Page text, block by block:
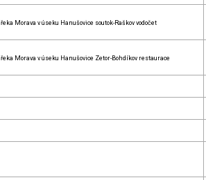
řeka Morava v úseku Hanušovice soutok-Raškov vodočet
řeka Morava v úseku Hanušovice Zetor-Bohdíkov restaurace